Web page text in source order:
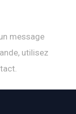
message
utilisez